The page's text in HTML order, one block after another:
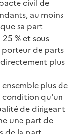
civil de
au moins
sa part
% et sous
porteur de parts
plus
plus de
condition qu'un
de dirigeant
une part de